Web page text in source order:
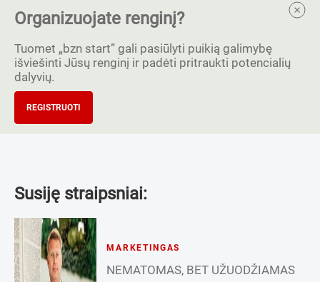
Organizuojate renginį?
Tuomet „bzn start” gali pasiūlyti puikią galimybę
išviešinti Jūsų renginį ir padėti pritraukti potencialių
dalyvių.
REGISTRUOTI
Susiję straipsniai:
MARKETINGAS
NEMATOMAS, BET UŽUODŽIAMAS